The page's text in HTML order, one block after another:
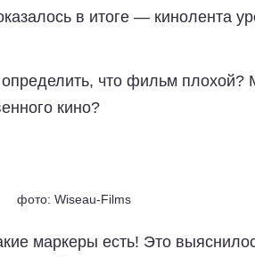
в итоге — кинолента
что фильм плохой?
кино?
фото: Wiseau-Films
маркеры есть! Это